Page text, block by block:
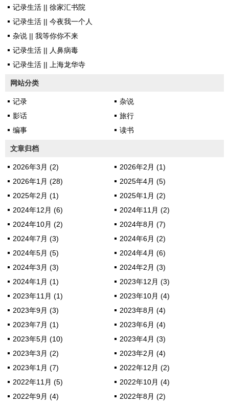
记录生活 || 徐家汇书院
记录生活 || 今夜我一个人
杂说 || 我等你你不来
记录生活 || 人鼻病毒
记录生活 || 上海龙华寺
网站分类
记录
杂说
影话
旅行
编事
读书
文章归档
2026年3月 (2)
2026年2月 (1)
2026年1月 (28)
2025年4月 (5)
2025年2月 (1)
2025年1月 (2)
2024年12月 (6)
2024年11月 (2)
2024年10月 (2)
2024年8月 (7)
2024年7月 (3)
2024年6月 (2)
2024年5月 (5)
2024年4月 (6)
2024年3月 (3)
2024年2月 (3)
2024年1月 (1)
2023年12月 (3)
2023年11月 (1)
2023年10月 (4)
2023年9月 (3)
2023年8月 (4)
2023年7月 (1)
2023年6月 (4)
2023年5月 (10)
2023年4月 (3)
2023年3月 (2)
2023年2月 (4)
2023年1月 (7)
2022年12月 (2)
2022年11月 (5)
2022年10月 (4)
2022年9月 (4)
2022年8月 (2)